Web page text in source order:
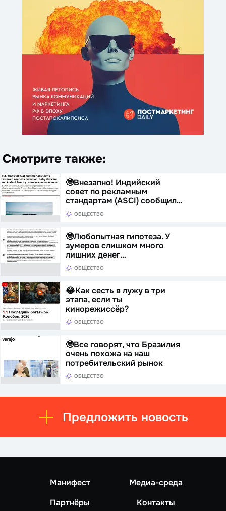
Смотрите также:
🤓Внезапно! Индийский
совет по рекламным
стандартам (ASCI) сообщил…
ОБЩЕСТВО
🤓Любопытная гипотеза. У
зумеров слишком много
лишних денег…
ОБЩЕСТВО
😂Как сесть в лужу в три
этапа, если ты
кинорежиссёр?
ОБЩЕСТВО
🤓Все говорят, что Бразилия
очень похожа на наш
потребительский рынок
ОБЩЕСТВО
Предложить новость
Манифест
Медиа-среда
Партнёры
Контакты